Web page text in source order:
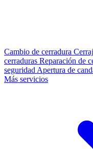
Cambio de cerradura
cerraduras Reparación de
seguridad Apertura de
Más servicios